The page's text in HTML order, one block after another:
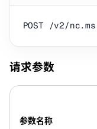
请求参数
参数名称